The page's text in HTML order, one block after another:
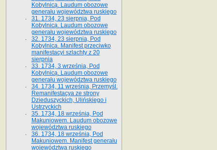
Kobylnicą. Laudum obozowe
generału województwa ruskiego
31. 1734, 23 sierpnia, Pod
Kobylnicą. Laudum obozowe
generału województwa ruskiego
32. 1734, 23 sierpnia, Pod
Kobylnicą. Manifest przeciwko
manifestacyi szlachty z 20
sierpnia
33. 1734, 3 września, Pod
Kobylnicą. Laudum obozowe
generału województwa ruskiego
34. 1734, 11 września, Przemyśl.
Remanifestacya ze strony
Dzieduszyckich, Ulińskiego i
Ustrzyckich
35. 1734, 18 września, Pod
Makuniowem. Laudum obozowe
województwa ruskiego
36. 1734, 18 września, Pod
Makuniowem. Manifest generału
województwa ruskiego